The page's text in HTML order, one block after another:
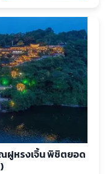
ณฝูหรงเจิ้น พิชิตยอด